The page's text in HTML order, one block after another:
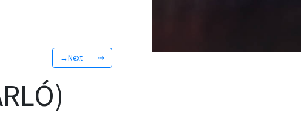
→Next ⇢